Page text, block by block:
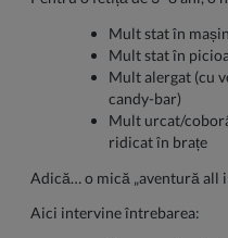
Mult stat în
Mult stat în
Mult alergat (cu
candy-bar)
Mult urcat/
ridicat în brațe
Adică… o mică „aventură all
Aici intervine întrebarea: